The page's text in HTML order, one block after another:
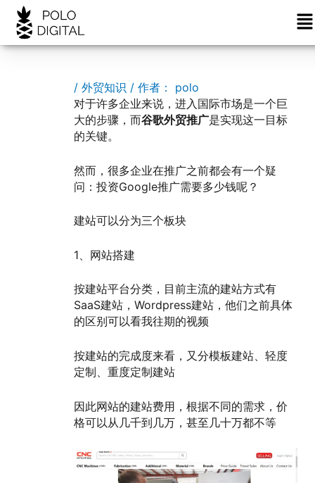
菜
单
/ 外贸知识 / 作者：
polo
对于许多企业来说，进入国际市场是一个巨
大的步骤，而谷歌外贸推广是实现这一目标
的关键。
然而，很多企业在推广之前都会有一个疑
问：投资Google推广需要多少钱呢？
建站可以分为三个板块
1、网站搭建
按建站平台分类，目前主流的建站方式有
SaaS建站，Wordpress建站，他们之前具体
的区别可以看我往期的视频
按建站的完成度来看，又分模板建站、轻度
定制、重度定制建站
因此网站的建站费用，根据不同的需求，价
格可以从几千到几万，甚至几十万都不等